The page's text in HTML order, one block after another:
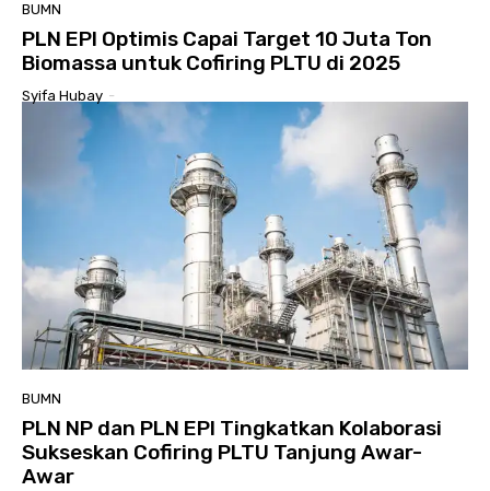
BUMN
PLN EPI Optimis Capai Target 10 Juta Ton
Biomassa untuk Cofiring PLTU di 2025
Syifa Hubay -
BUMN
PLN NP dan PLN EPI Tingkatkan Kolaborasi
Sukseskan Cofiring PLTU Tanjung Awar-
Awar